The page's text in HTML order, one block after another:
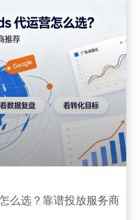
么选？靠谱投放服务商